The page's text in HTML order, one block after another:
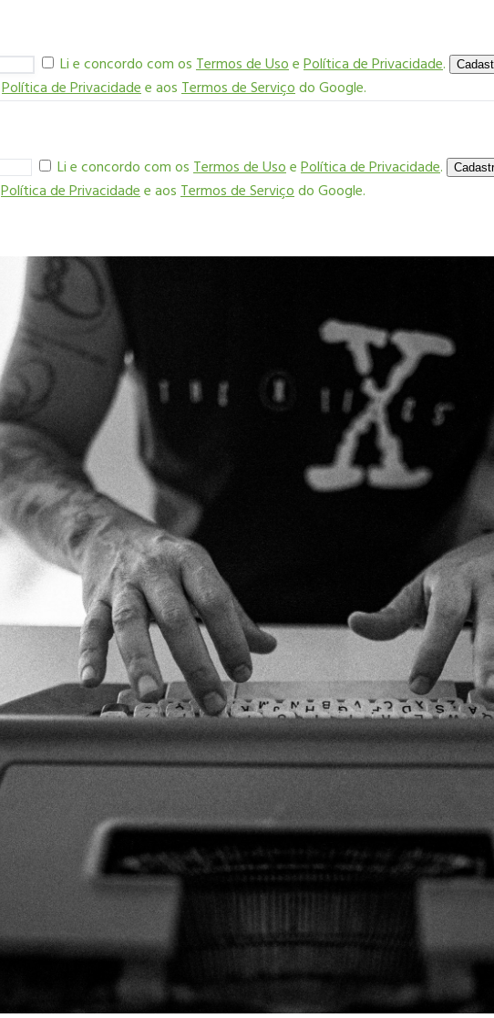
Li e concordo com osTermos de UsoePolítica de Privacidade.
Política de Privacidadee aosTermos de Serviçodo Google.
Li e concordo com osTermos de UsoePolítica de Privacidade.
Política de Privacidadee aosTermos de Serviçodo Google.